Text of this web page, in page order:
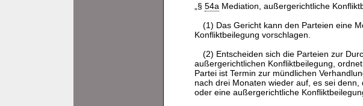
„§ 54a Mediation, außergerichtliche
(1) Das Gericht kann den Parteien eine
Konfliktbeilegung vorschlagen.
(2) Entscheiden sich die Parteien zur
außergerichtlichen Konfliktbeilegung,
Partei ist Termin zur mündlichen
nach drei Monaten wieder auf, es sei
oder eine außergerichtliche